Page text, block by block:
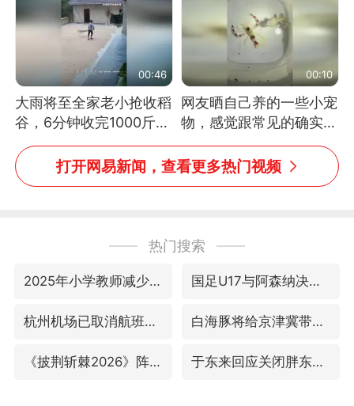
00:46
大雨将至全家老小抢收稻
谷，6分钟收完1000斤，
没有一个人掉链子
00:10
网友晒自己养的一些小宠
物，感觉跟常见的确实有
些不一样
打开网易新闻，查看更多热门视频
热门搜索
2025年小学教师减少13.19万 国足U17与阿森纳决赛取消 并列冠军
杭州机场已取消航班388架次 白海豚将给京津冀带来大暴雨
《披荆斩棘2026》阵容官宣 于东来回应关闭胖东来生活广场店